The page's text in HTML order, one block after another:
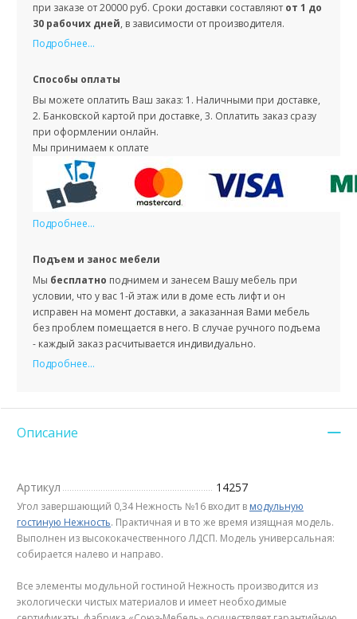
при заказе от 20000 руб. Сроки доставки составляют от 1 до
30 рабочих дней, в зависимости от производителя.
Подробнее...
Способы оплаты
Вы можете оплатить Ваш заказ: 1. Наличными при доставке,
2. Банковской картой при доставке, 3. Оплатить заказ сразу
при оформлении онлайн.
Мы принимаем к оплате
Подробнее...
Подъем и занос мебели
Мы бесплатно поднимем и занесем Вашу мебель при
условии, что у вас 1-й этаж или в доме есть лифт и он
исправен на момент доставки, а заказанная Вами мебель
без проблем помещается в него. В случае ручного подъема
- каждый заказ расчитывается индивидуально.
Подробнее...
Описание
Артикул 14257
Угол завершающий 0,34 Нежность №16 входит в модульную
гостиную Нежность. Практичная и в то же время изящная модель.
Выполнен из высококачественного ЛДСП. Модель универсальная:
собирается налево и направо.
Все элементы модульной гостиной Нежность производится из
экологически чистых материалов и имеет необходимые